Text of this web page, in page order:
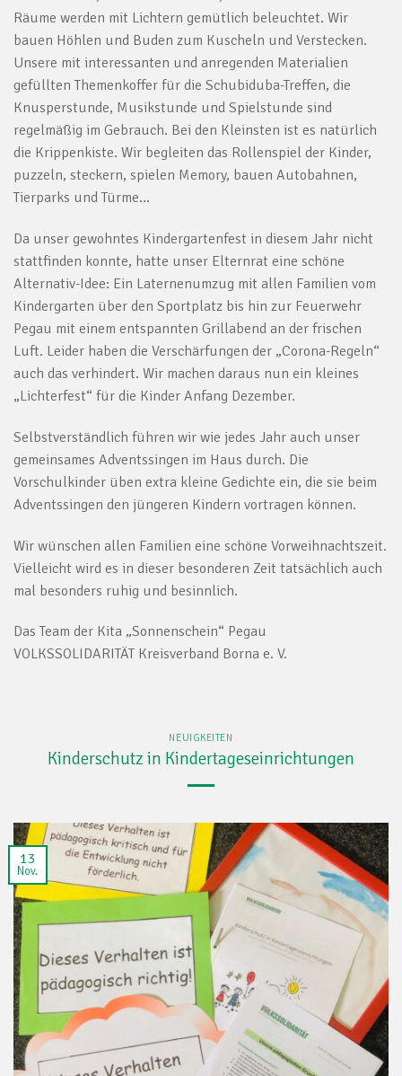
Räume werden mit Lichtern gemütlich beleuchtet. Wir
bauen Höhlen und Buden zum Kuscheln und Verstecken.
Unsere mit interessanten und anregenden Materialien
gefüllten Themenkoffer für die Schubiduba-Treffen, die
Knusperstunde, Musikstunde und Spielstunde sind
regelmäßig im Gebrauch. Bei den Kleinsten ist es natürlich
die Krippenkiste. Wir begleiten das Rollenspiel der Kinder,
puzzeln, steckern, spielen Memory, bauen Autobahnen,
Tierparks und Türme…
Da unser gewohntes Kindergartenfest in diesem Jahr nicht
stattfinden konnte, hatte unser Elternrat eine schöne
Alternativ-Idee: Ein Laternenumzug mit allen Familien vom
Kindergarten über den Sportplatz bis hin zur Feuerwehr
Pegau mit einem entspannten Grillabend an der frischen
Luft. Leider haben die Verschärfungen der „Corona-Regeln“
auch das verhindert. Wir machen daraus nun ein kleines
„Lichterfest“ für die Kinder Anfang Dezember.
Selbstverständlich führen wir wie jedes Jahr auch unser
gemeinsames Adventssingen im Haus durch. Die
Vorschulkinder üben extra kleine Gedichte ein, die sie beim
Adventssingen den jüngeren Kindern vortragen können.
Wir wünschen allen Familien eine schöne Vorweihnachtszeit.
Vielleicht wird es in dieser besonderen Zeit tatsächlich auch
mal besonders ruhig und besinnlich.
Das Team der Kita „Sonnenschein“ Pegau
VOLKSSOLIDARITÄT Kreisverband Borna e. V.
NEUIGKEITEN
Kinderschutz in Kindertageseinrichtungen
13
Nov.